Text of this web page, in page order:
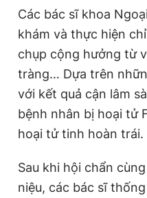
Hotline
0906 645 777
Đặt báo Quảng cáo
Tổng biên tập: Nguyễn Ngọc
Phó tổng biên tập: Lâm Hiếu
Phó tổng biên tập: Trần Việt
Tổng thư ký tòa soạn: Đức
Giấy phép xuất bản số 110/
© 2003-2026 Bản quyền
chép dưới mọi hình thức nếu
Các bác sĩ khoa
khám và thực hiện
chụp cộng hưởng từ
tràng… Dựa trên
với kết quả cận lâm
bệnh nhân bị hoại tử
hoại tử tinh hoàn trái.
Sau khi hội chẩn
niệu, các bác sĩ